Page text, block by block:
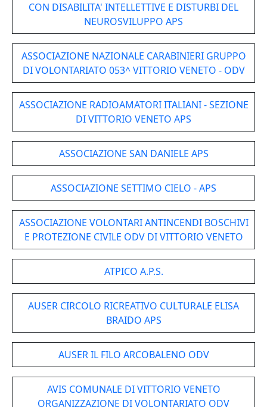
CON DISABILITA' INTELLETTIVE E DISTURBI DEL
NEUROSVILUPPO APS
ASSOCIAZIONE NAZIONALE CARABINIERI GRUPPO
DI VOLONTARIATO 053^ VITTORIO VENETO - ODV
ASSOCIAZIONE RADIOAMATORI ITALIANI - SEZIONE
DI VITTORIO VENETO APS
ASSOCIAZIONE SAN DANIELE APS
ASSOCIAZIONE SETTIMO CIELO - APS
ASSOCIAZIONE VOLONTARI ANTINCENDI BOSCHIVI
E PROTEZIONE CIVILE ODV DI VITTORIO VENETO
ATPICO A.P.S.
AUSER CIRCOLO RICREATIVO CULTURALE ELISA
BRAIDO APS
AUSER IL FILO ARCOBALENO ODV
AVIS COMUNALE DI VITTORIO VENETO
ORGANIZZAZIONE DI VOLONTARIATO ODV